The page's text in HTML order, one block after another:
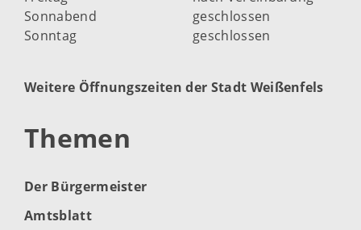
Sonnabend
geschlossen
Sonntag
geschlossen
Weitere Öffnungszeiten der Stadt Weißenfels
Themen
Der Bürgermeister
Amtsblatt